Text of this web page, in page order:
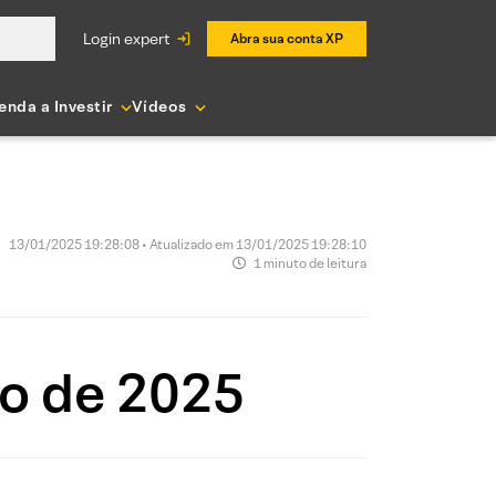
login expert Abra sua conta XP
a Investir Vídeos
13/01/2025 19:28:08 • Atualizado em 13/01/2025 19:28:10
1 minuto de leitura
de 2025